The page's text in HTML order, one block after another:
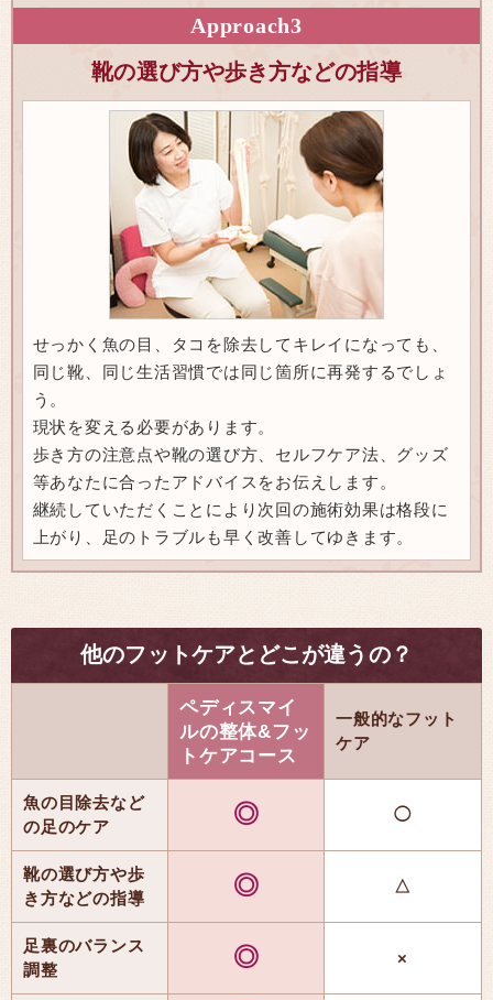
Approach3
靴の選び方や歩き方などの指導
せっかく魚の目、タコを除去してキレイになっても、
同じ靴、同じ生活習慣では同じ箇所に再発するでしょ
う。
現状を変える必要があります。
歩き方の注意点や靴の選び方、セルフケア法、グッズ
等あなたに合ったアドバイスをお伝えします。
継続していただくことにより次回の施術効果は格段に
上がり、足のトラブルも早く改善してゆきます。
他のフットケアとどこが違うの？
ペディスマイ
ルの整体&フッ
トケアコース
一般的なフット
ケア
魚の目除去など
の足のケア
◎ ◯
靴の選び方や歩
き方などの指導
◎ △
足裏のバランス
調整
◎ ×